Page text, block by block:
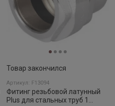
Товар закончился
Артикул: F13094
Фитинг резьбовой латунный
Plus для стальных труб 1